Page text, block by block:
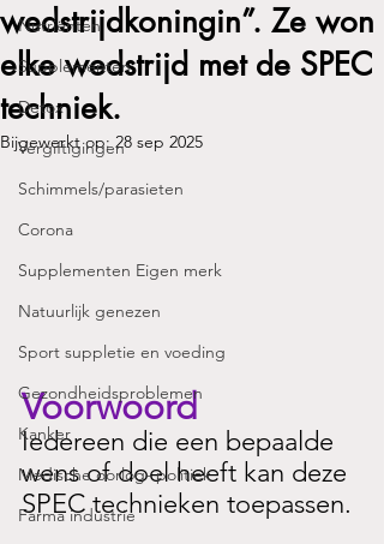
Nutriënten
Supplementen
Detox
Vergiftigingen
Schimmels/parasieten
Corona
Supplementen Eigen merk
Natuurlijk genezen
Sport suppletie en voeding
Gezondheidsproblemen
Kanker
Medische oorlog- politiek
Farma industrie
wedstrijdkoningin”. Ze won
elke wedstrijd met de SPEC
techniek.
Bijgewerkt op:28 sep 2025
Voorwoord
Iedereen die een bepaalde
wens of doel heeft kan deze
SPEC technieken toepassen.